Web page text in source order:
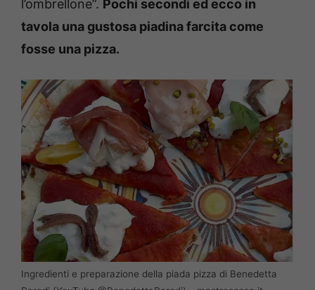
l’ombrellone”. Pochi secondi ed ecco in
tavola una gustosa piadina farcita come
fosse una pizza.
Ingredienti e preparazione della piada pizza di Benedetta